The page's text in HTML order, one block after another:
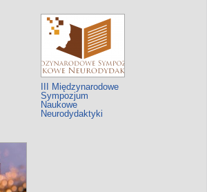
III Międzynarodowe
Sympozjum
Naukowe
Neurodydaktyki